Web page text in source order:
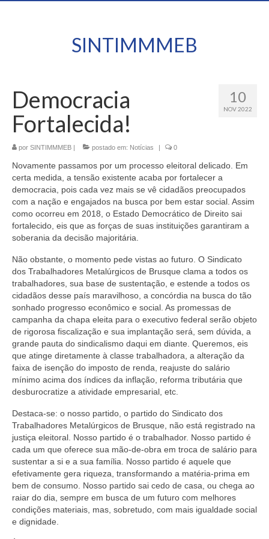
SINTIMMMEB
10
NOV 2022
Democracia
Fortalecida!
por SINTIMMMEB | postado em: Notícias | 0
Novamente passamos por um processo eleitoral delicado. Em
certa medida, a tensão existente acaba por fortalecer a
democracia, pois cada vez mais se vê cidadãos preocupados
com a nação e engajados na busca por bem estar social. Assim
como ocorreu em 2018, o Estado Democrático de Direito sai
fortalecido, eis que as forças de suas instituições garantiram a
soberania da decisão majoritária.
Não obstante, o momento pede vistas ao futuro. O Sindicato
dos Trabalhadores Metalúrgicos de Brusque clama a todos os
trabalhadores, sua base de sustentação, e estende a todos os
cidadãos desse país maravilhoso, a concórdia na busca do tão
sonhado progresso econômico e social. As promessas de
campanha da chapa eleita para o executivo federal serão objeto
de rigorosa fiscalização e sua implantação será, sem dúvida, a
grande pauta do sindicalismo daqui em diante. Queremos, eis
que atinge diretamente à classe trabalhadora, a alteração da
faixa de isenção do imposto de renda, reajuste do salário
mínimo acima dos índices da inflação, reforma tributária que
desburocratize a atividade empresarial, etc.
Destaca-se: o nosso partido, o partido do Sindicato dos
Trabalhadores Metalúrgicos de Brusque, não está registrado na
justiça eleitoral. Nosso partido é o trabalhador. Nosso partido é
cada um que oferece sua mão-de-obra em troca de salário para
sustentar a si e a sua família. Nosso partido é aquele que
efetivamente gera riqueza, transformando a matéria-prima em
bem de consumo. Nosso partido sai cedo de casa, ou chega ao
raiar do dia, sempre em busca de um futuro com melhores
condições materiais, mas, sobretudo, com mais igualdade social
e dignidade.